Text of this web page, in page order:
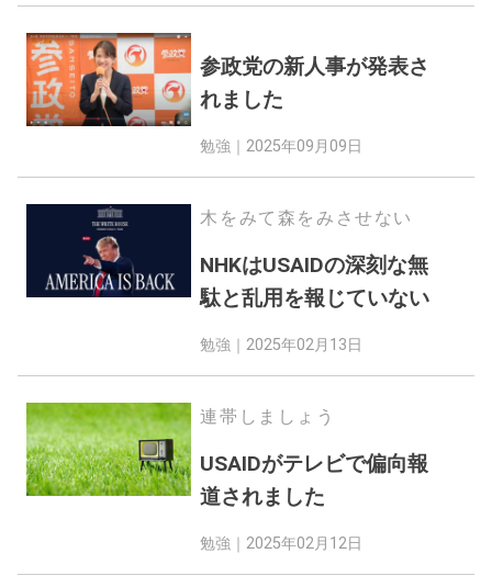
参政党の新人事が発表さ
れました
勉強｜2025年09月09日
木をみて森をみさせない
NHKはUSAIDの深刻な無
駄と乱用を報じていない
勉強｜2025年02月13日
連帯しましょう
USAIDがテレビで偏向報
道されました
勉強｜2025年02月12日